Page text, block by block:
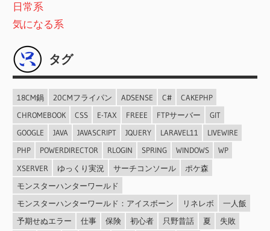
日常系
気になる系
タグ
18CM鍋 20CMフライパン ADSENSE C#
CAKEPHP
CHROMEBOOK
CSS E-TAX FREEE FTPサーバー
GIT
GOOGLE
JAVA JAVASCRIPT JQUERY LARAVEL11
LIVEWIRE
PHP
POWERDIRECTOR RLOGIN SPRING WINDOWS
WP
XSERVER
ゆっくり実況 サーチコンソール
ポケ森
モンスターハンターワールド
モンスターハンターワールド：アイスボーン
リネレボ
一人飯
予期せぬエラー
仕事 保険 初心者 只野昔話 夏
失敗